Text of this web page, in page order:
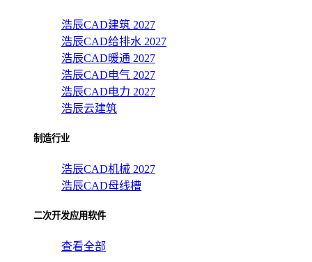
浩辰CAD建筑 2027
浩辰CAD给排水 2027
浩辰CAD暖通 2027
浩辰CAD电气 2027
浩辰CAD电力 2027
浩辰云建筑
制造行业
浩辰CAD机械 2027
浩辰CAD母线槽
二次开发应用软件
查看全部